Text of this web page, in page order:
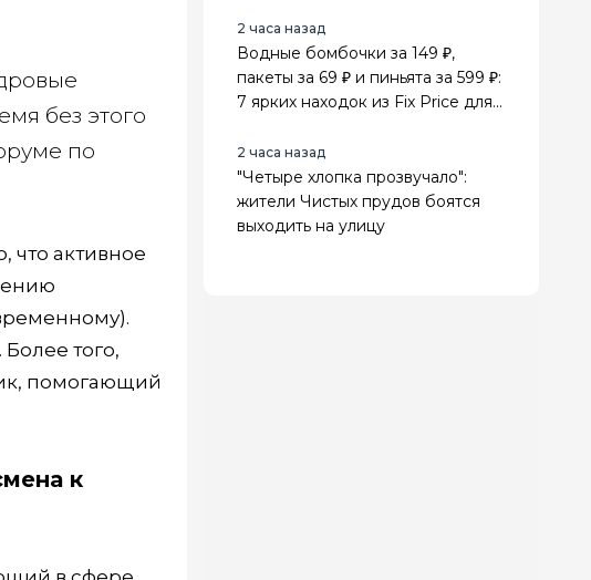
без этого
по
что активное
того,
помогающий
к
2 часа назад
Водные бомбочки за 149 ₽,
пакеты за 69 ₽ и пиньята за 599 ₽:
7 ярких находок из Fix Price для
2 часа назад
"Четыре хлопка прозвучало":
жители Чистых прудов боятся
выходить на улицу